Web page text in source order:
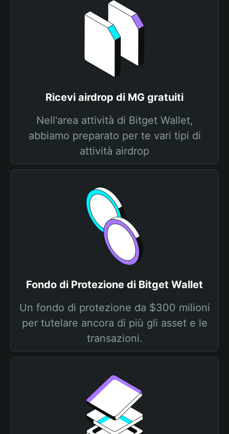
Ricevi airdrop di MG gratuiti
Nell'area attività di Bitget Wallet,
abbiamo preparato per te vari tipi di
attività airdrop
Fondo di Protezione di Bitget Wallet
Un fondo di protezione da $300 milioni
per tutelare ancora di più gli asset e le
transazioni.